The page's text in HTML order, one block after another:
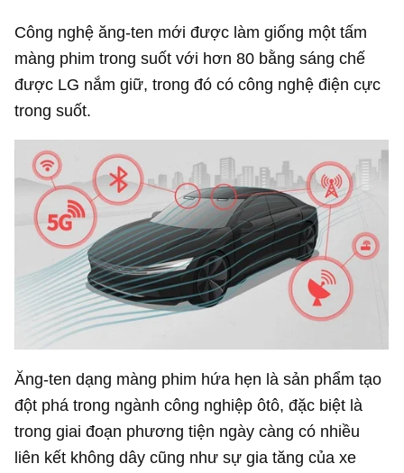
Công nghệ ăng-ten mới được làm giống một tấm
màng phim trong suốt với hơn 80 bằng sáng chế
được LG nắm giữ, trong đó có công nghệ điện cực
trong suốt.
Ăng-ten dạng màng phim hứa hẹn là sản phẩm tạo
đột phá trong ngành công nghiệp ôtô, đặc biệt là
trong giai đoạn phương tiện ngày càng có nhiều
liên kết không dây cũng như sự gia tăng của xe